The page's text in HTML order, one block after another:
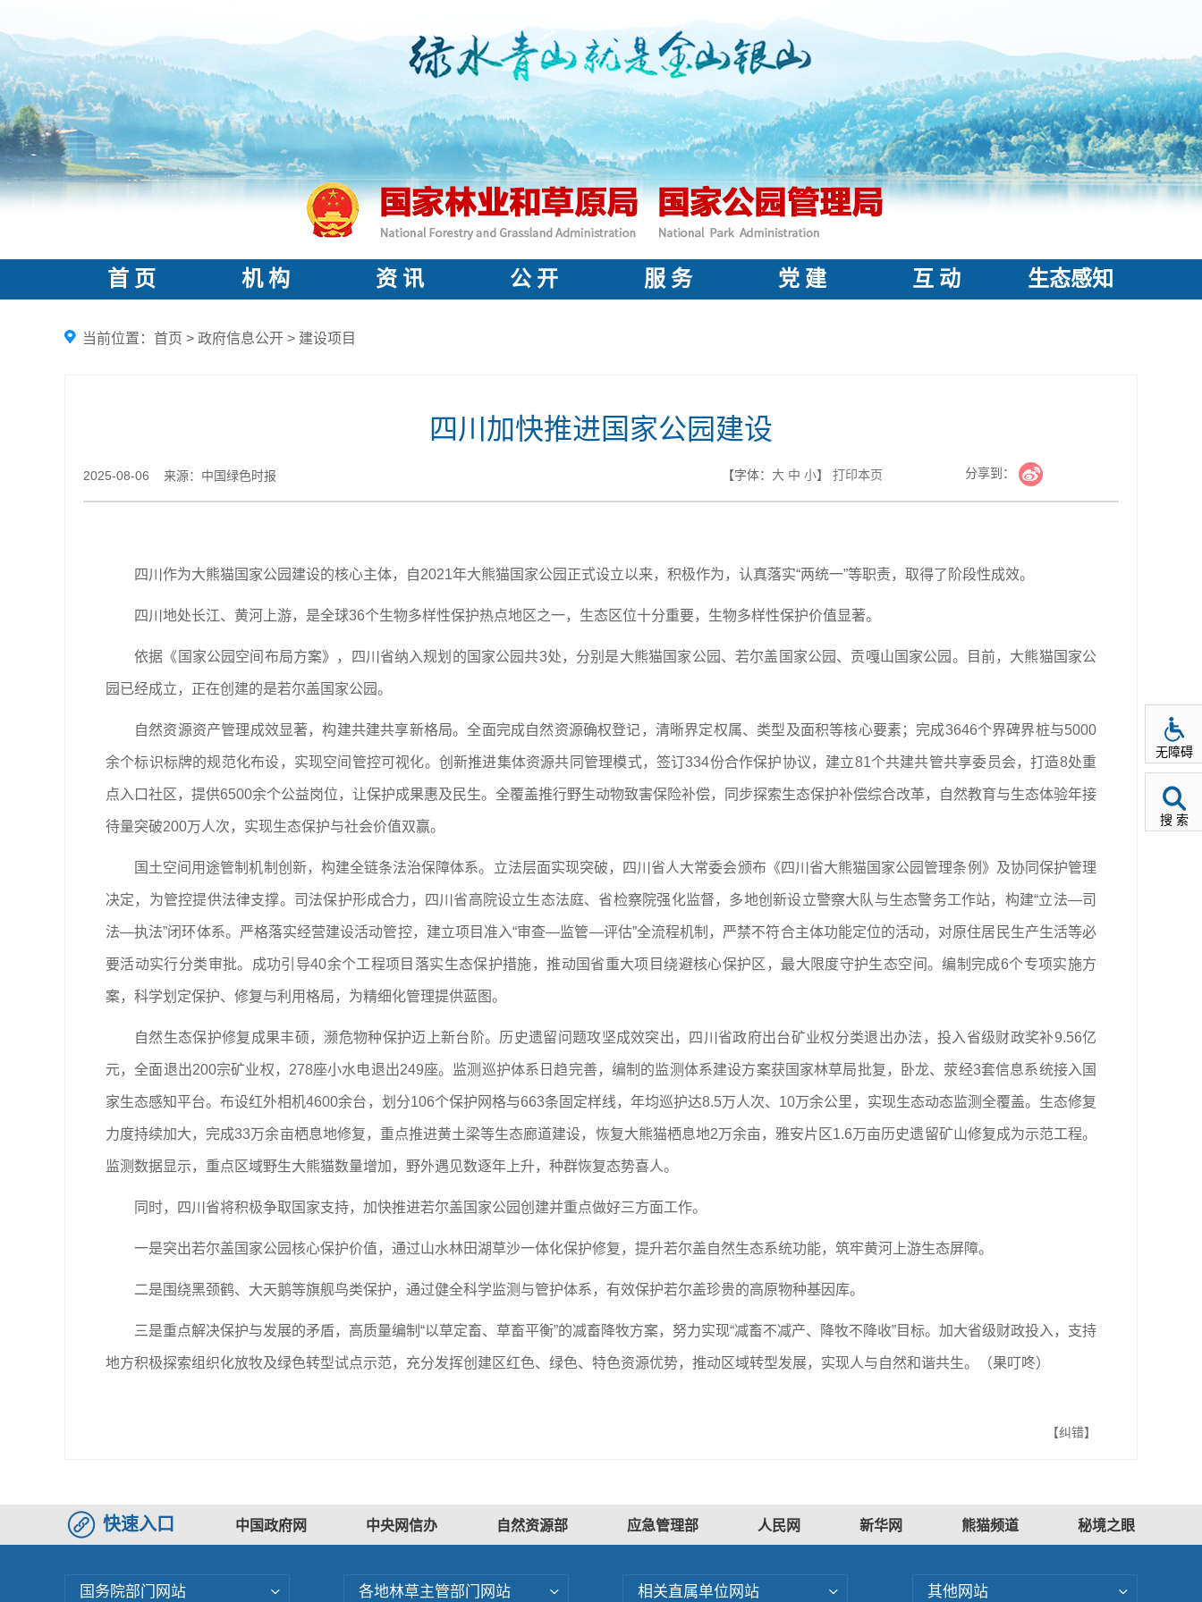
首 页 机 构 资 讯 公 开 服 务 党 建 互 动 生态感知
当前位置： 首页 > 政府信息公开 > 建设项目
四川加快推进国家公园建设
2025-08-06 来源：中国绿色时报 【字体： 大 中 小】 打印本页 分享到：
四川作为大熊猫国家公园建设的核心主体，自2021年大熊猫国家公园正式设立以来，积极作为，认真落实“两统一”等职责，取得了阶段性成效。
四川地处长江、黄河上游，是全球36个生物多样性保护热点地区之一，生态区位十分重要，生物多样性保护价值显著。
依据《国家公园空间布局方案》，四川省纳入规划的国家公园共3处，分别是大熊猫国家公园、若尔盖国家公园、贡嘎山国家公园。目前，大熊猫国家公
园已经成立，正在创建的是若尔盖国家公园。
自然资源资产管理成效显著，构建共建共享新格局。全面完成自然资源确权登记，清晰界定权属、类型及面积等核心要素；完成3646个界碑界桩与5000
余个标识标牌的规范化布设，实现空间管控可视化。创新推进集体资源共同管理模式，签订334份合作保护协议，建立81个共建共管共享委员会，打造8处重
点入口社区，提供6500余个公益岗位，让保护成果惠及民生。全覆盖推行野生动物致害保险补偿，同步探索生态保护补偿综合改革，自然教育与生态体验年接
待量突破200万人次，实现生态保护与社会价值双赢。
国土空间用途管制机制创新，构建全链条法治保障体系。立法层面实现突破，四川省人大常委会颁布《四川省大熊猫国家公园管理条例》及协同保护管理
决定，为管控提供法律支撑。司法保护形成合力，四川省高院设立生态法庭、省检察院强化监督，多地创新设立警察大队与生态警务工作站，构建“立法—司
法—执法”闭环体系。严格落实经营建设活动管控，建立项目准入“审查—监管—评估”全流程机制，严禁不符合主体功能定位的活动，对原住居民生产生活等必
要活动实行分类审批。成功引导40余个工程项目落实生态保护措施，推动国省重大项目绕避核心保护区，最大限度守护生态空间。编制完成6个专项实施方
案，科学划定保护、修复与利用格局，为精细化管理提供蓝图。
自然生态保护修复成果丰硕，濒危物种保护迈上新台阶。历史遗留问题攻坚成效突出，四川省政府出台矿业权分类退出办法，投入省级财政奖补9.56亿
元，全面退出200宗矿业权，278座小水电退出249座。监测巡护体系日趋完善，编制的监测体系建设方案获国家林草局批复，卧龙、荥经3套信息系统接入国
家生态感知平台。布设红外相机4600余台，划分106个保护网格与663条固定样线，年均巡护达8.5万人次、10万余公里，实现生态动态监测全覆盖。生态修复
力度持续加大，完成33万余亩栖息地修复，重点推进黄土梁等生态廊道建设，恢复大熊猫栖息地2万余亩，雅安片区1.6万亩历史遗留矿山修复成为示范工程。
监测数据显示，重点区域野生大熊猫数量增加，野外遇见数逐年上升，种群恢复态势喜人。
同时，四川省将积极争取国家支持，加快推进若尔盖国家公园创建并重点做好三方面工作。
一是突出若尔盖国家公园核心保护价值，通过山水林田湖草沙一体化保护修复，提升若尔盖自然生态系统功能，筑牢黄河上游生态屏障。
二是围绕黑颈鹤、大天鹅等旗舰鸟类保护，通过健全科学监测与管护体系，有效保护若尔盖珍贵的高原物种基因库。
三是重点解决保护与发展的矛盾，高质量编制“以草定畜、草畜平衡”的减畜降牧方案，努力实现“减畜不减产、降牧不降收”目标。加大省级财政投入，支持
地方积极探索组织化放牧及绿色转型试点示范，充分发挥创建区红色、绿色、特色资源优势，推动区域转型发展，实现人与自然和谐共生。（果叮咚）
【纠错】
快速入口 中国政府网 中央网信办 自然资源部 应急管理部 人民网 新华网 熊猫频道 秘境之眼
国务院部门网站 各地林草主管部门网站 相关直属单位网站 其他网站
无障碍
搜 索